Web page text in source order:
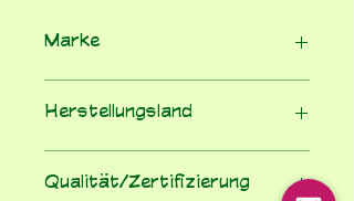
Marke
Herstellungsland
Qualität/Zertifizierung